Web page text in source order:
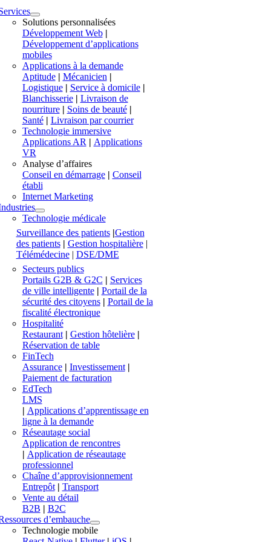
Solutions personnalisées
Développement Web|
Développement d’applications
mobiles
Applications à la demande
Aptitude| Mécanicien|
Logistique| Service à domicile|
Blanchisserie | Livraison de
nourriture | Soins de beauté |
Santé | Livraison par courrier
Technologie immersive
Applications AR| Applications
VR
Analyse d’affaires
Conseil en démarrage| Conseil
établi
Internet Marketing
Technologie médicale
Surveillance des patients |Gestion
des patients| Gestion hospitalière|
Télémédecine| DSE/DME
Secteurs publics
Portails G2B & G2C | Services
de ville intelligente| Portail de la
sécurité des citoyens| Portail de la
fiscalité électronique
Hospitalité
Restaurant| Gestion hôtelière|
Réservation de table
FinTech
Assurance| Investissement|
Paiement de facturation
EdTech
LMS
| Applications d’apprentissage en
ligne à la demande
Réseautage social
Application de rencontres
| Application de réseautage
professionnel
Chaîne d’approvisionnement
Entrepôt| Transport
Vente au détail
B2B | B2C
d’embauche
Technologie mobile